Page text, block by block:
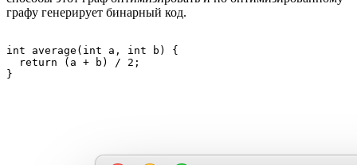
графу генерирует бинарный код.
int average(int a, int b) {
  return (a + b) / 2;
}